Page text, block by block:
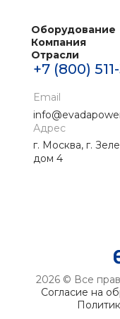
Оборудование
ИБП
Решения для
Компания
О нас
Реализованные
Новости
Контакты
Скачать
Отрасли
Центры
Банки
Промышленные
Медицина
Нефтегаз
+7 (800)
Email
Адрес
г. Москва, г.
дом 4
2026 © Все
Согласие на